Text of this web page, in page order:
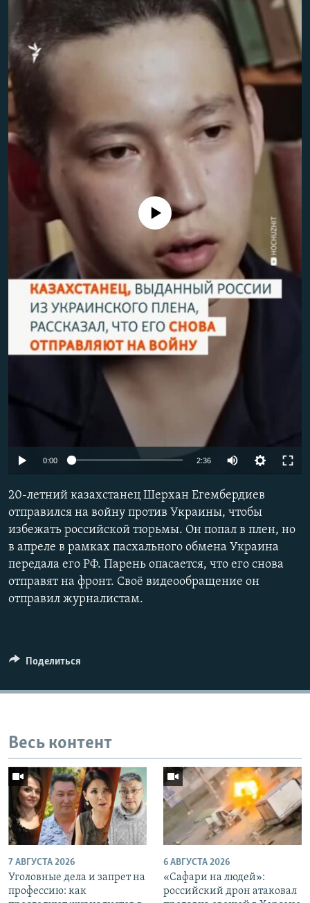
No media source currently available
0:00 2:36
360p
480p
720p
1080p
20-летний казахстанец Шерхан Егембердиев
отправился на войну против Украины, чтобы
избежать российской тюрьмы. Он попал в плен, но
в апреле в рамках пасхального обмена Украина
передала его РФ. Парень опасается, что его снова
отправят на фронт. Своё видеообращение он
отправил журналистам.
Поделиться
Весь контент
7 АВГУСТА 2026
Уголовные дела и запрет на
профессию: как
6 АВГУСТА 2026
«Cафари на людей»:
российский дрон атаковал